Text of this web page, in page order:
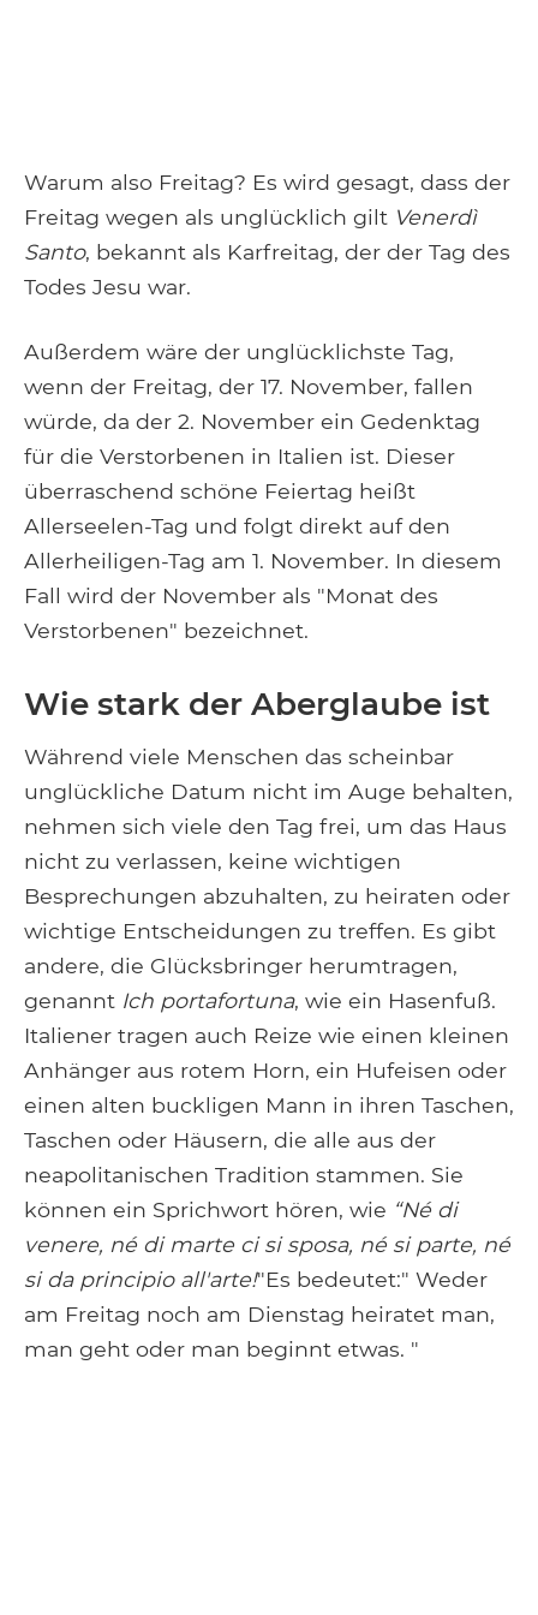
Warum also Freitag? Es wird gesagt, dass der
Freitag wegen als unglücklich gilt Venerdì
Santo, bekannt als Karfreitag, der der Tag des
Todes Jesu war.
Außerdem wäre der unglücklichste Tag,
wenn der Freitag, der 17. November, fallen
würde, da der 2. November ein Gedenktag
für die Verstorbenen in Italien ist. Dieser
überraschend schöne Feiertag heißt
Allerseelen-Tag und folgt direkt auf den
Allerheiligen-Tag am 1. November. In diesem
Fall wird der November als "Monat des
Verstorbenen" bezeichnet.
Wie stark der Aberglaube ist
Während viele Menschen das scheinbar
unglückliche Datum nicht im Auge behalten,
nehmen sich viele den Tag frei, um das Haus
nicht zu verlassen, keine wichtigen
Besprechungen abzuhalten, zu heiraten oder
wichtige Entscheidungen zu treffen. Es gibt
andere, die Glücksbringer herumtragen,
genannt Ich portafortuna, wie ein Hasenfuß.
Italiener tragen auch Reize wie einen kleinen
Anhänger aus rotem Horn, ein Hufeisen oder
einen alten buckligen Mann in ihren Taschen,
Taschen oder Häusern, die alle aus der
neapolitanischen Tradition stammen. Sie
können ein Sprichwort hören, wie “Né di
venere, né di marte ci si sposa, né si parte, né
si da principio all'arte!"Es bedeutet:" Weder
am Freitag noch am Dienstag heiratet man,
man geht oder man beginnt etwas. "